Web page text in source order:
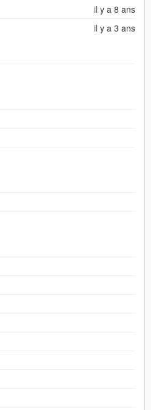
il y a 8 ans
il y a 3 ans